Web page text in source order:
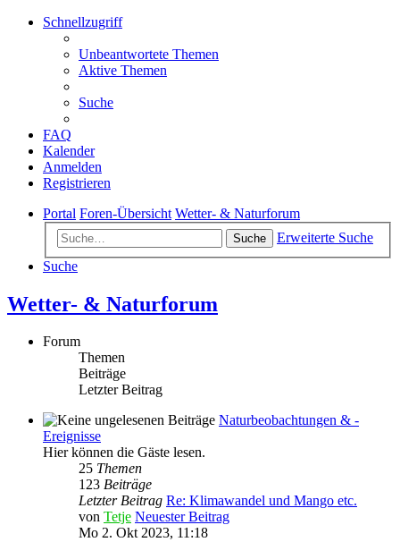
Schnellzugriff
Unbeantwortete Themen
Aktive Themen
Suche
FAQ
Kalender
Anmelden
Registrieren
Portal Foren-Übersicht Wetter- & Naturforum
Suche
Erweiterte Suche
Suche
Wetter- & Naturforum
Forum
Themen
Beiträge
Letzter Beitrag
Naturbeobachtungen & -
Ereignisse
Hier können die Gäste lesen.
25 Themen
123 Beiträge
Letzter Beitrag Re: Klimawandel und Mango etc.
von Tetje Neuester Beitrag
Mo 2. Okt 2023, 11:18